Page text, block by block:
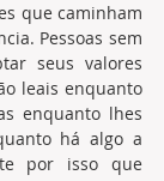
que caminham
Pessoas sem
seus valores
leais enquanto
enquanto lhes
há algo a
por isso que